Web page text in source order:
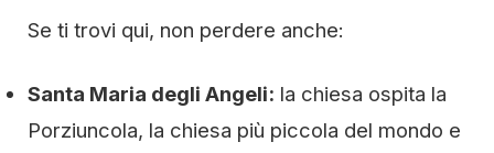
Se ti trovi qui, non perdere anche:
Santa Maria degli Angeli: la chiesa ospita la
Porziuncola, la chiesa più piccola del mondo e